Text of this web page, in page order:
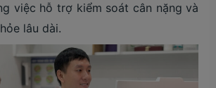
việc hỗ trợ kiểm soát cân nặng và
lâu dài.